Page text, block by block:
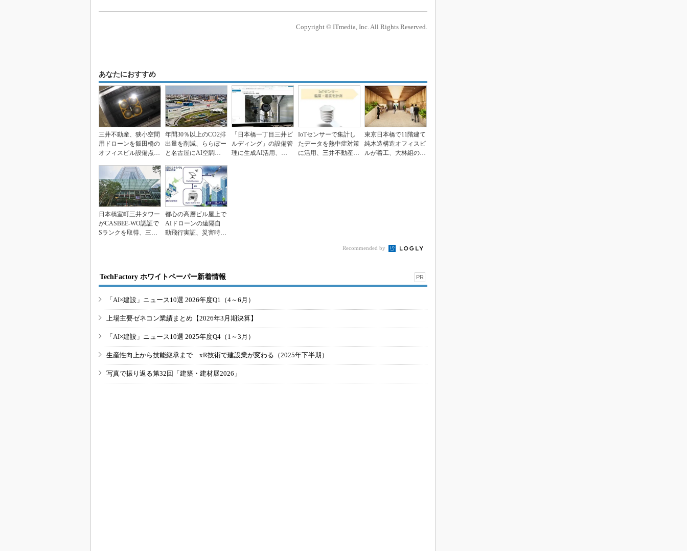
Copyright © ITmedia, Inc. All Rights Reserved.
あなたにおすすめ
三井不動産、狭小空間
用ドローンを飯田橋の
オフィスビル設備点検
年間30％以上のCO2排
出量を削減、ららぽー
と名古屋にAI空調制
「日本橋一丁目三井ビ
ルディング」の設備管
理に生成AI活用、キ
IoTセンサーで集計し
たデータを熱中症対策
に活用、三井不動産な
東京日本橋で11階建て
純木造構造オフィスビ
ルが着工、大林組の施
日本橋室町三井タワー
がCASBEE-WO認証で
Sランクを取得、三井
都心の高層ビル屋上で
AIドローンの遠隔自
動飛行実証、災害時の
Recommended by
TechFactory ホワイトペーパー新着情報 PR
「AI×建設」ニュース10選 2026年度Q1（4～6月）
上場主要ゼネコン業績まとめ【2026年3月期決算】
「AI×建設」ニュース10選 2025年度Q4（1～3月）
生産性向上から技能継承まで xR技術で建設業が変わる（2025年下半期）
写真で振り返る第32回「建築・建材展2026」